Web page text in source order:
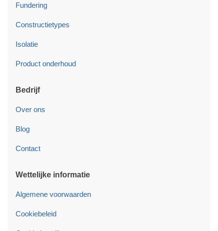
Fundering
Constructietypes
Isolatie
Product onderhoud
Bedrijf
Over ons
Blog
Contact
Wettelijke informatie
Algemene voorwaarden
Cookiebeleid